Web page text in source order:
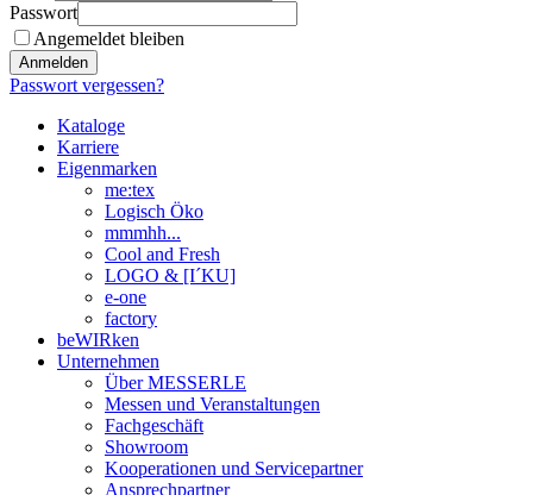
Passwort
Angemeldet bleiben
Anmelden
Passwort vergessen?
Kataloge
Karriere
Eigenmarken
me:tex
Logisch Öko
mmmhh...
Cool and Fresh
LOGO & [I´KU]
e-one
factory
beWIRken
Unternehmen
Über MESSERLE
Messen und Veranstaltungen
Fachgeschäft
Showroom
Kooperationen und Servicepartner
Ansprechpartner